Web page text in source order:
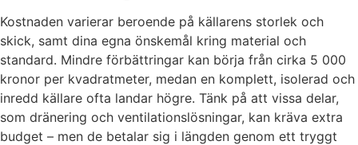
Kostnaden varierar beroende på källarens storlek och
skick, samt dina egna önskemål kring material och
standard. Mindre förbättringar kan börja från cirka 5 000
kronor per kvadratmeter, medan en komplett, isolerad och
inredd källare ofta landar högre. Tänk på att vissa delar,
som dränering och ventilationslösningar, kan kräva extra
budget – men de betalar sig i längden genom ett tryggt